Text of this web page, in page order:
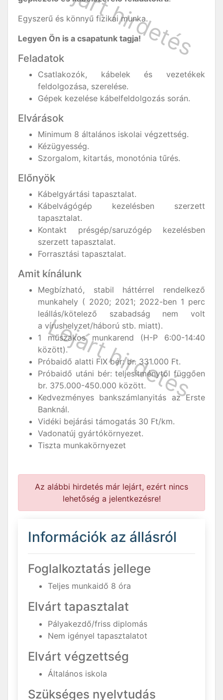
Egyszerű és könnyű fizikai munka.
Legyen Ön is a csapatunk tagja!
Feladatok
Csatlakozók, kábelek és vezetékek
feldolgozása, szerelése.
Gépek kezelése kábelfeldolgozás során.
Elvárások
Minimum 8 általános iskolai végzettség.
Kézügyesség.
Szorgalom, kitartás, monotónia tűrés.
Előnyök
Kábelgyártási tapasztalat.
Kábelvágógép kezelésben szerzett
tapasztalat.
Kontakt présgép/saruzógép kezelésben
szerzett tapasztalat.
Forrasztási tapasztalat.
Amit kínálunk
Megbízható, stabil háttérrel rendelkező
munkahely ( 2020; 2021; 2022-ben 1 perc
leállás/kötelező szabadság nem volt
a vírushelyzet/háború stb. miatt).
1 műszakos munkarend (H-P 6:00-14:40
között).
Próbaidő alatti FIX bér: br. 331.000 Ft.
Próbaidő utáni bér: teljesítménytől függően
br. 375.000-450.000 között.
Kedvezményes bankszámlanyitás az Erste
Banknál.
Vidéki bejárási támogatás 30 Ft/km.
Vadonatúj gyártókörnyezet.
Tiszta munkakörnyezet
Az alábbi hirdetés már lejárt, ezért nincs
lehetőség a jelentkezésre!
Információk az állásról
Foglalkoztatás jellege
Teljes munkaidő 8 óra
Elvárt tapasztalat
Pályakezdő/friss diplomás
Nem igényel tapasztalatot
Elvárt végzettség
Általános iskola
Szükséges nyelvtudás